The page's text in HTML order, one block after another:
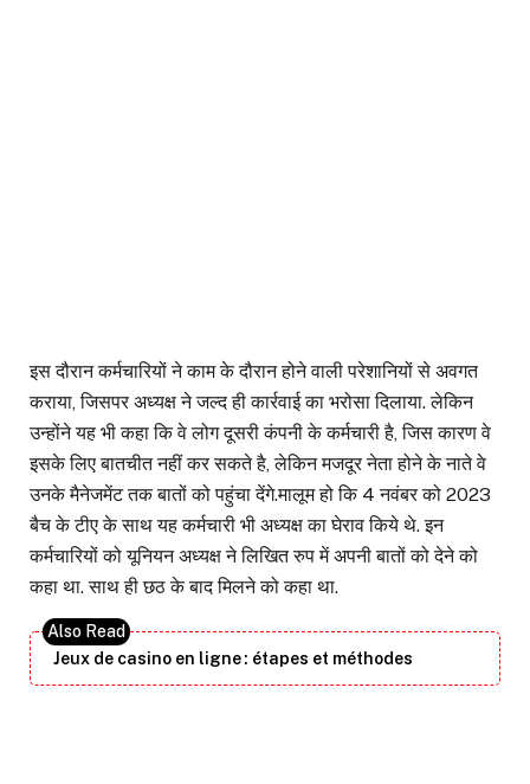
इस दौरान कर्मचारियों ने काम के दौरान होने वाली परेशानियों से अवगत
कराया, जिसपर अध्यक्ष ने जल्द ही कार्रवाई का भरोसा दिलाया. लेकिन
उन्होंने यह भी कहा कि वे लोग दूसरी कंपनी के कर्मचारी है, जिस कारण वे
इसके लिए बातचीत नहीं कर सकते है, लेकिन मजदूर नेता होने के नाते वे
उनके मैनेजमेंट तक बातों को पहुंचा देंगे.मालूम हो कि 4 नवंबर को 2023
बैच के टीए के साथ यह कर्मचारी भी अध्यक्ष का घेराव किये थे. इन
कर्मचारियों को यूनियन अध्यक्ष ने लिखित रुप में अपनी बातों को देने को
कहा था. साथ ही छठ के बाद मिलने को कहा था.
Jeux de casino en ligne : étapes et méthodes